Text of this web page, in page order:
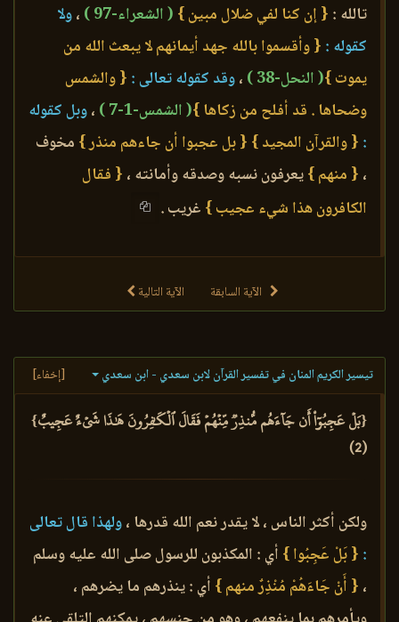
تالله : { إن كنا لفي ضلال مبين } ( الشعراء-97 ) ،ولا
كقوله : { وأقسموا بالله جهد أيمانهم لا يبعث الله من
يموت }( النحل-38 ) ،وقد كقوله تعالى : { والشمس
وضحاها . قد أفلح من زكاها }( الشمس-1-7 ) ،وبل كقوله
: { والقرآن المجيد } { بل عجبوا أن جاءهم منذر } مخوف
، { منهم }يعرفون نسبه وصدقه وأمانته ، { فقال
الكافرون هذا شيء عجيب } غريب .
الآية السابقة الآية التالية
تيسير الكريم المنان في تفسير القرآن لابن سعدي - ابن سعدي [إخفاء]
{بَلۡ عَجِبُوٓاْ أَن جَآءَهُم مُّنذِرٞ مِّنۡهُمۡ فَقَالَ ٱلۡكَٰفِرُونَ هَٰذَا شَيۡءٌ عَجِيبٌ}
(2)
ولكن أكثر الناس ، لا يقدر نعم الله قدرها ،ولهذا قال تعالى
: { بَلْ عَجِبُوا } أي : المكذبون للرسول صلى الله عليه وسلم
، { أَنْ جَاءَهُمْ مُنْذِرٌ منهم } أي : ينذرهم ما يضرهم ،